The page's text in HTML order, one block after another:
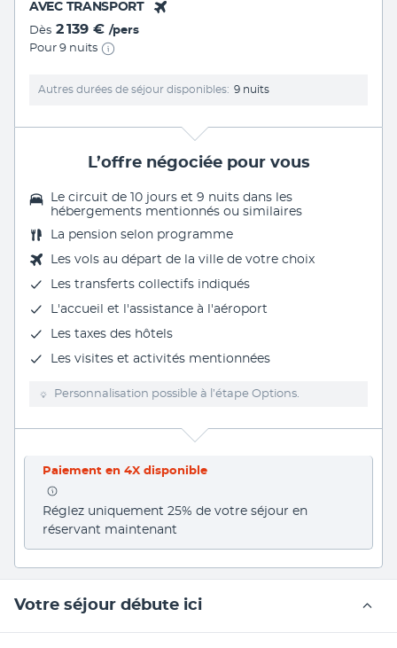
AVEC TRANSPORT
Dès 2 139 € /pers
Pour 9 nuits
Autres durées de séjour disponibles 9 nuits
L’offre négociée pour vous
Le circuit de 10 jours et 9 nuits dans les
hébergements mentionnés ou similaires
La pension selon programme
Les vols au départ de la ville de votre choix
Les transferts collectifs indiqués
L'accueil et l'assistance à l'aéroport
Les taxes des hôtels
Les visites et activités mentionnées
Personnalisation possible à l’étape Options.
Paiement en 4X disponible
Réglez uniquement 25% de votre séjour en
réservant maintenant
Votre séjour débute ici